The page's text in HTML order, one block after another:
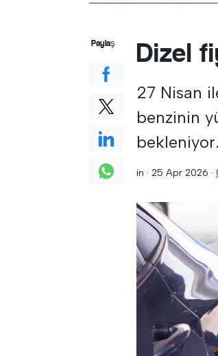
Dizel
27 Nisan
benzinin
bekleniyor.
in ·25 Apr 2026 ·
Paylaş